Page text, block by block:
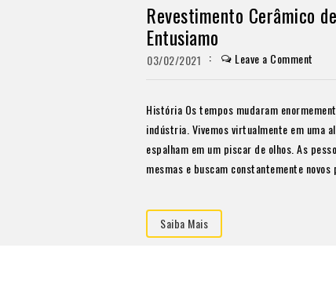
Revestimento Cerâmico
Entusiamo
03/02/2021 Leave a Comment
História Os tempos mudaram
indústria. Vivemos virtualmente em uma
espalham em um piscar de olhos. As
mesmas e buscam constantemente
Saiba Mais